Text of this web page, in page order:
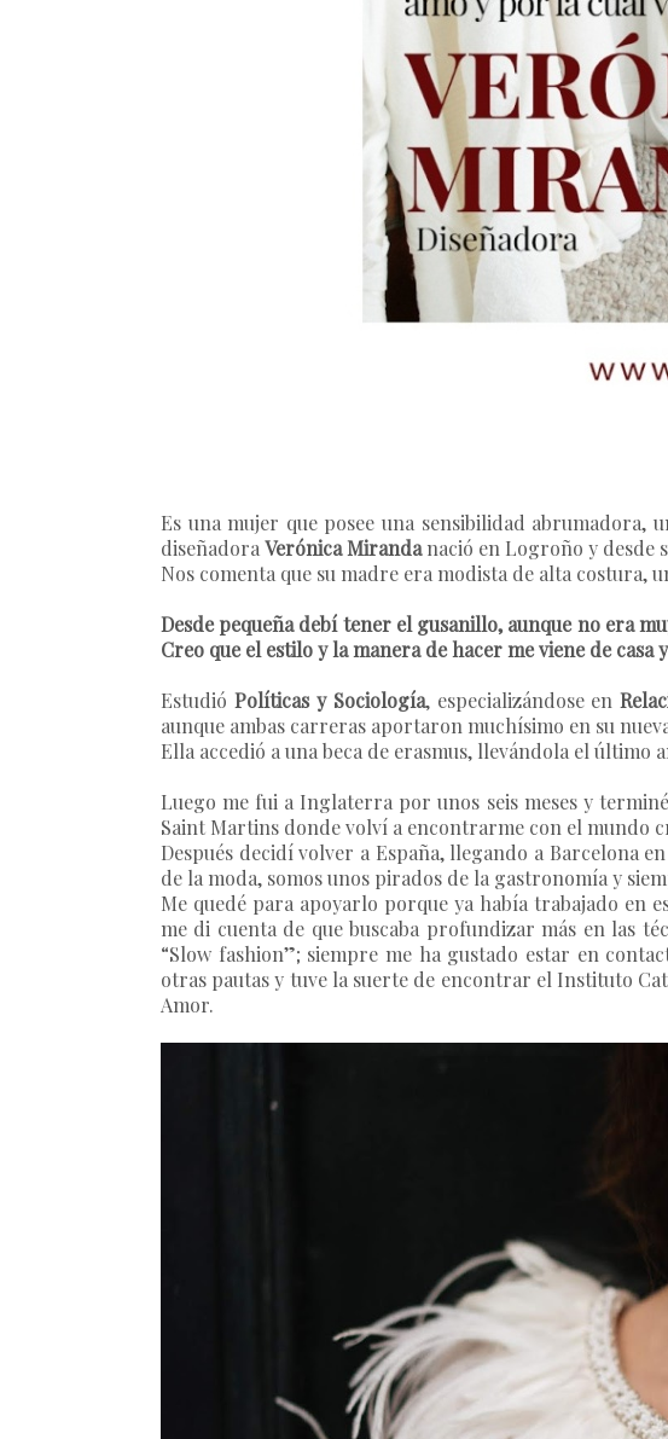
Es una mujer que posee una sensibilidad abrumadora,
diseñadora Verónica Mirandanació en Logroño y desde
Nos comenta que su madre era modista de alta
Desde pequeña debí tener el gusanillo, aunque no era
Creo que el estilo y la manera de hacer me viene de
Estudió Políticas y Sociología, especializándose en
aunque ambas carreras aportaron muchísimo en su
Ella accedió a una beca de erasmus, llevándola el
Luego me fui a Inglaterra por unos seis meses y
Saint Martins donde volví a encontrarme con el mundo
Después decidí volver a España, llegando a Barcelona
de la moda, somos unos pirados de la gastronomía y
Me quedé para apoyarlo porque ya había trabajado en
me di cuenta de que buscaba profundizar más en las
“Slow fashion”; siempre me ha gustado estar en
otras pautas y tuve la suerte de encontrar el Instituto
Amor.